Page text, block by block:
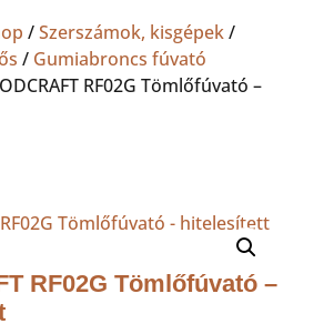
/Szerszámok, kisgépek/
/ Gumiabroncs fúvató
RF02G Tömlőfúvató –
RF02G Tömlőfúvató –